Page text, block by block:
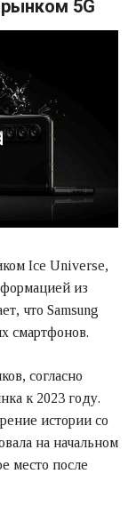
5G
Ice Universe,
из
что Samsung
смартфонов.
согласно
к 2023 году.
истории со
на начальном
место после